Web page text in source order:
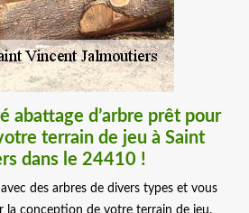
abattage d’arbre prêt pour
terrain de jeu à Saint
dans le 24410 !
des arbres de divers types et vous
la conception de votre terrain de jeu.